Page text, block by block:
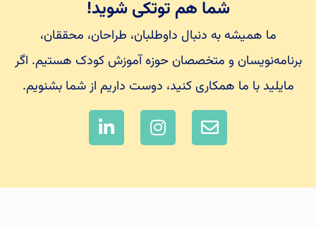
شما هم توتکی شوید!
ما همیشه به دنبال داوطلبان، طراحان، محققان،
برنامه‌نویسان و متخصصان حوزه آموزش کودک هستیم. اگر
مایلید با ما همکاری کنید، دوست داریم از شما بشنویم.